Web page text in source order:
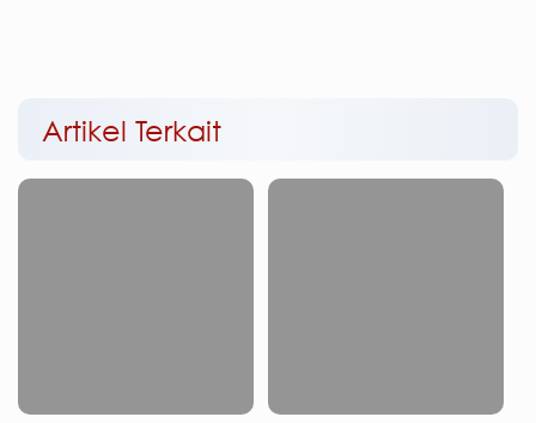
Artikel Terkait